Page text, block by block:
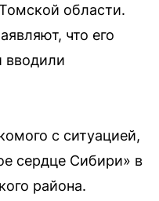
области.
что его
вводили
с ситуацией,
сердце Сибири» в
района.